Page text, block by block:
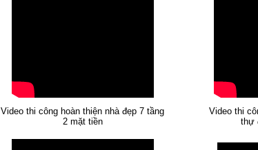
Video thi công hoàn thiện nhà đẹp 7 tầng
2 mặt tiền
Video thi
thự